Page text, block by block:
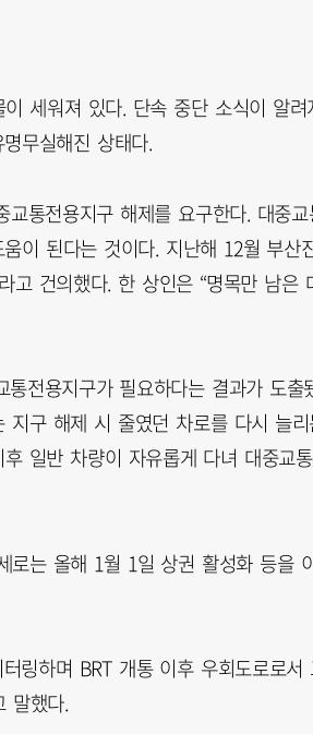
이 세워져 있다. 단속 중단 소식이 알려
무실해진 상태다.
통전용지구 해제를 요구한다. 대중
이 된다는 것이다. 지난해 12월 부산
고 건의했다. 한 상인은 “명목만 남은
통전용지구가 필요하다는 결과가 도출
지구 해제 시 줄였던 차로를 다시 늘
일반 차량이 자유롭게 다녀 대중교통
로는 올해 1월 1일 상권 활성화 등을
링하며 BRT 개통 이후 우회도로로서
말했다.